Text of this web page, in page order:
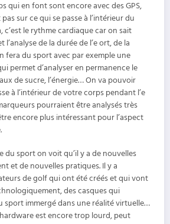
qui en font sont encore avec des GPS,
sur ce qui se passe à l’intérieur du
c’est le rythme cardiaque car on sait
de la durée de l’e ort, de la
fera du sport avec par exemple une
permet d’analyser en permanence le
de sucre, l’énergie… On va pouvoir
à l’intérieur de votre corps pendant l’e
pourraient être analysés très
encore plus intéressant pour l’aspect
du sport on voit qu’il y a de nouvelles
et de nouvelles pratiques. Il y a
de golf qui ont été créés et qui vont
des casques qui
sport immergé dans une réalité virtuelle…
est encore trop lourd, peut